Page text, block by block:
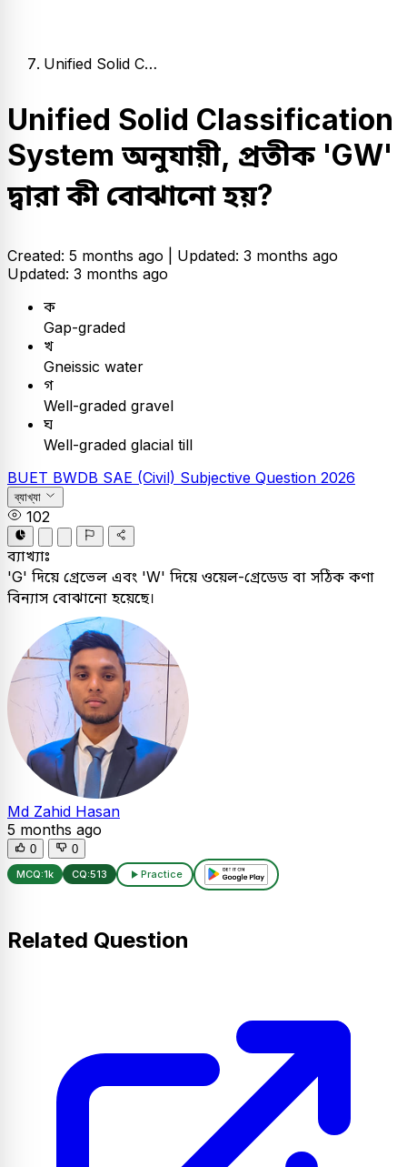
Unified Solid C…
Unified Solid Classification
System অনুযায়ী, প্রতীক 'GW'
দ্বারা কী বোঝানো হয়?
Created: 5 months ago | Updated: 3 months ago
Updated: 3 months ago
ক
Gap-graded
খ
Gneissic water
গ
Well-graded gravel
ঘ
Well-graded glacial till
BUET BWDB SAE (Civil) Subjective Question 2026
ব্যাখ্যা
102
ব্যাখ্যাঃ
'G' দিয়ে গ্রেভেল এবং 'W' দিয়ে ওয়েল-গ্রেডেড বা সঠিক কণা
বিন্যাস বোঝানো হয়েছে।
Md Zahid Hasan
5 months ago
0 0
MCQ:1k CQ:513 Practice
Related Question